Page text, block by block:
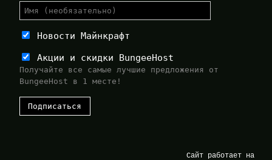
Новости Майнкрафт
Акции и скидки BungeeHost
Получайте все самые лучшие предложения от
BungeeHost в 1 месте!
Сайт работает на